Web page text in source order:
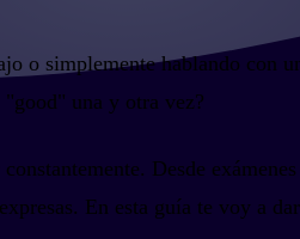
o simplemente hablando con
una y otra vez?
Desde
En esta guía te voy a